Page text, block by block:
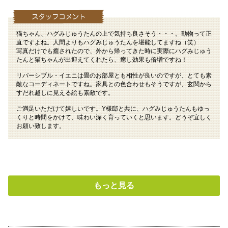
猫ちゃん、ハグみじゅうたんの上で気持ち良さそう・・・。動物って正
直ですよね。人間よりもハグみじゅうたんを堪能してますね（笑）
写真だけでも癒されたので、外から帰ってきた時に実際にハグみじゅう
たんと猫ちゃんが出迎えてくれたら、癒し効果も倍増ですね！
リバーシブル・イエニは畳のお部屋とも相性が良いのですが、とても素
敵なコーディネートですね。家具との色合わせもそうですが、玄関から
すだれ越しに見える絵も素敵です。
ご満足いただけて嬉しいです。Y様邸と共に、ハグみじゅうたんもゆっ
くりと時間をかけて、味わい深く育っていくと思います。どうぞ宜しく
お願い致します。
もっと見る